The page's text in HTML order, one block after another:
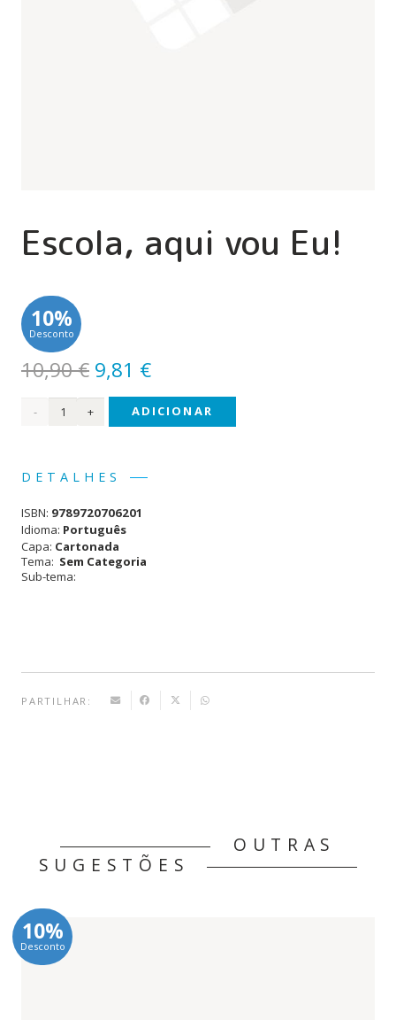
Escola, aqui vou Eu!
10%
Desconto
10,90€ O
preço
original
10,90 €.
9,81 €O
preço
atual
Quantidade
vou
Eu!
ADICIONAR
DETALHES
ISBN: 9789720706201
Idioma: Português
Capa: Cartonada
Tema: Sem Categoria
Sub-tema:
PARTILHAR:
OUTRAS
SUGESTÕES
10%
Desconto